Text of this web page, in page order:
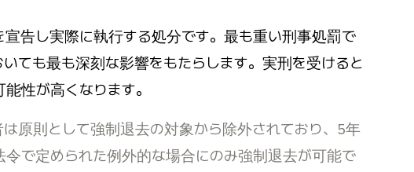
告し実際に執行する処分です。最も重い刑事処罰で
ても最も深刻な影響をもたらします。実刑を受けると
性が高くなります。
原則として強制退去の対象から除外されており、5年
で定められた例外的な場合にのみ強制退去が可能で